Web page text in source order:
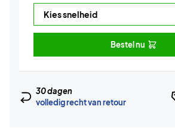
Bestel nu
30 dagen
volledig recht van retour